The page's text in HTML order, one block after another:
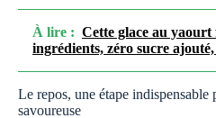
À lire : Cette glace au
ingrédients, zéro sucre
Le repos, une étape indispensable
savoureuse